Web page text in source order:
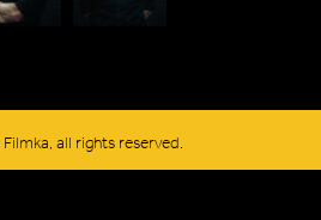
Filmka, all rights reserved.